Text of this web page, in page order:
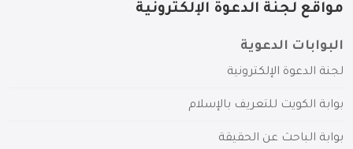
مواقع لجنة الدعوة الإلكترونية
البوابات الدعوية
لجنة الدعوة الإلكترونية
بوابة الكويت للتعريف بالإسلام
بوابة الباحث عن الحقيقة